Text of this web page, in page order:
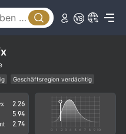
Geschäftsregion verdächtig
Risiko
2.26
5.94
2.74